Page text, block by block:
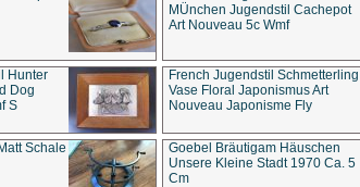
MÜnchen Jugendstil Cachepot
Art Nouveau 5c Wmf
Hunter
Dog
S
French Jugendstil Schmetterling
Vase Floral Japonismus Art
Nouveau Japonisme Fly
Schale
Goebel Bräutigam Häuschen
Unsere Kleine Stadt 1970 Ca. 5
Cm